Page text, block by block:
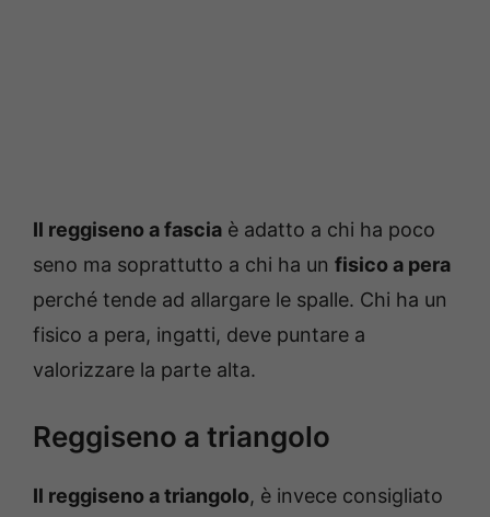
Il reggiseno a fascia è adatto a chi ha poco
seno ma soprattutto a chi ha un fisico a pera
perché tende ad allargare le spalle. Chi ha un
fisico a pera, ingatti, deve puntare a
valorizzare la parte alta.
Reggiseno a triangolo
Il reggiseno a triangolo, è invece consigliato